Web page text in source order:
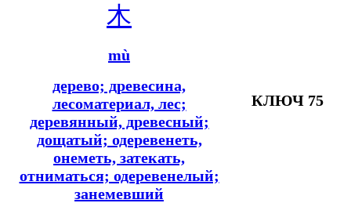
木
mù
дерево; древесина,
лесоматериал, лес;
деревянный, древесный;
дощатый; одеревенеть,
онеметь, затекать,
отниматься; одеревенелый;
занемевший
КЛЮЧ 75